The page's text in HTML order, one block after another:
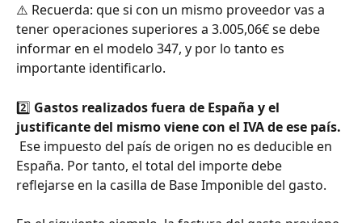
⚠️ Recuerda: que si con un mismo proveedor vas a
tener operaciones superiores a 3.005,06€ se debe
informar en el modelo 347, y por lo tanto es
importante identificarlo.
2️⃣ Gastos realizados fuera de España y el
justificante del mismo viene con el IVA de ese país.
Ese impuesto del país de origen no es deducible en
España. Por tanto, el total del importe debe
reflejarse en la casilla de Base Imponible del gasto.